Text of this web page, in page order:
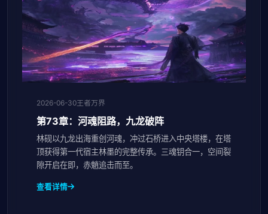
2026-06-30王者万界
第73章：河魂阻路，九龙破阵
林砚以九龙出海重创河魂，冲过石桥进入中央塔楼，在塔
顶获得第一代宿主林墨的完整传承。三魂钥合一，空间裂
隙开启在即，赤魈追击而至。
查看详情